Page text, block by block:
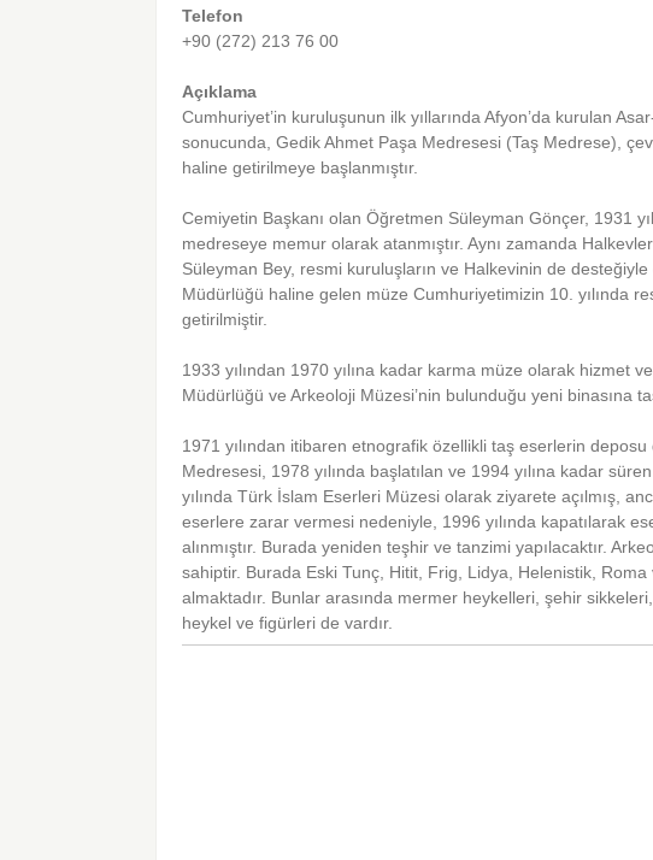
Telefon
+90 (272) 213 76 00
Açıklama
Cumhuriyet’in kuruluşunun ilk yıllarında Afyon’da kurulan
sonucunda, Gedik Ahmet Paşa Medresesi (Taş Medrese),
haline getirilmeye başlanmıştır.
Cemiyetin Başkanı olan Öğretmen Süleyman Gönçer, 1931
medreseye memur olarak atanmıştır. Aynı zamanda
Süleyman Bey, resmi kuruluşların ve Halkevinin de
Müdürlüğü haline gelen müze Cumhuriyetimizin 10. yılında
getirilmiştir.
1933 yılından 1970 yılına kadar karma müze olarak hizmet
Müdürlüğü ve Arkeoloji Müzesi’nin bulunduğu yeni binasına
1971 yılından itibaren etnografik özellikli taş eserlerin
Medresesi, 1978 yılında başlatılan ve 1994 yılına kadar
yılında Türk İslam Eserleri Müzesi olarak ziyarete açılmış,
eserlere zarar vermesi nedeniyle, 1996 yılında kapatılarak
alınmıştır. Burada yeniden teşhir ve tanzimi yapılacaktır.
sahiptir. Burada Eski Tunç, Hitit, Frig, Lidya, Helenistik,
almaktadır. Bunlar arasında mermer heykelleri, şehir
heykel ve figürleri de vardır.